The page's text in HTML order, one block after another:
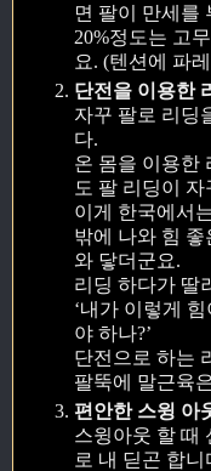
면 팔이 만세를
20%정도는 고
요. (텐션에 파
단전을 이용한
자꾸 팔로 리딩
다.
온 몸을 이용한
도 팔 리딩이
이게 한국에서
밖에 나와 힘 좋
와 닿더군요.
리딩 하다가 딸
‘내가 이렇게
야 하나?’
단전으로 하는
팔뚝에 말근육
편안한 스윙 아
스윙아웃 할 때
로 내 딛곤 합니